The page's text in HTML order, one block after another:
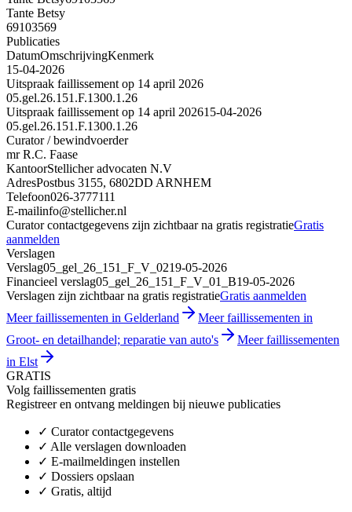
Tante Betsy
69103569
Publicaties
DatumOmschrijvingKenmerk
15-04-2026
Uitspraak faillissement op 14 april 2026
05.gel.26.151.F.1300.1.26
Uitspraak faillissement op 14 april 202615-04-2026
05.gel.26.151.F.1300.1.26
Curator / bewindvoerder
mr R.C. Faase
KantoorStellicher advocaten N.V
AdresPostbus 3155, 6802DD ARNHEM
Telefoon026-3777111
E-mailinfo@stellicher.nl
Curator contactgegevens zijn zichtbaar na gratis registratieGratis
aanmelden
Verslagen
Verslag05_gel_26_151_F_V_0219-05-2026
Financieel verslag05_gel_26_151_F_V_01_B19-05-2026
Verslagen zijn zichtbaar na gratis registratieGratis aanmelden
Meer faillissementen in Gelderland
Meer faillissementen in
Groot- en detailhandel; reparatie van auto's
Meer faillissementen
in Elst
GRATIS
Volg faillissementen gratis
Registreer en ontvang meldingen bij nieuwe publicaties
✓ Curator contactgegevens
✓ Alle verslagen downloaden
✓ E-mailmeldingen instellen
✓ Dossiers opslaan
✓ Gratis, altijd